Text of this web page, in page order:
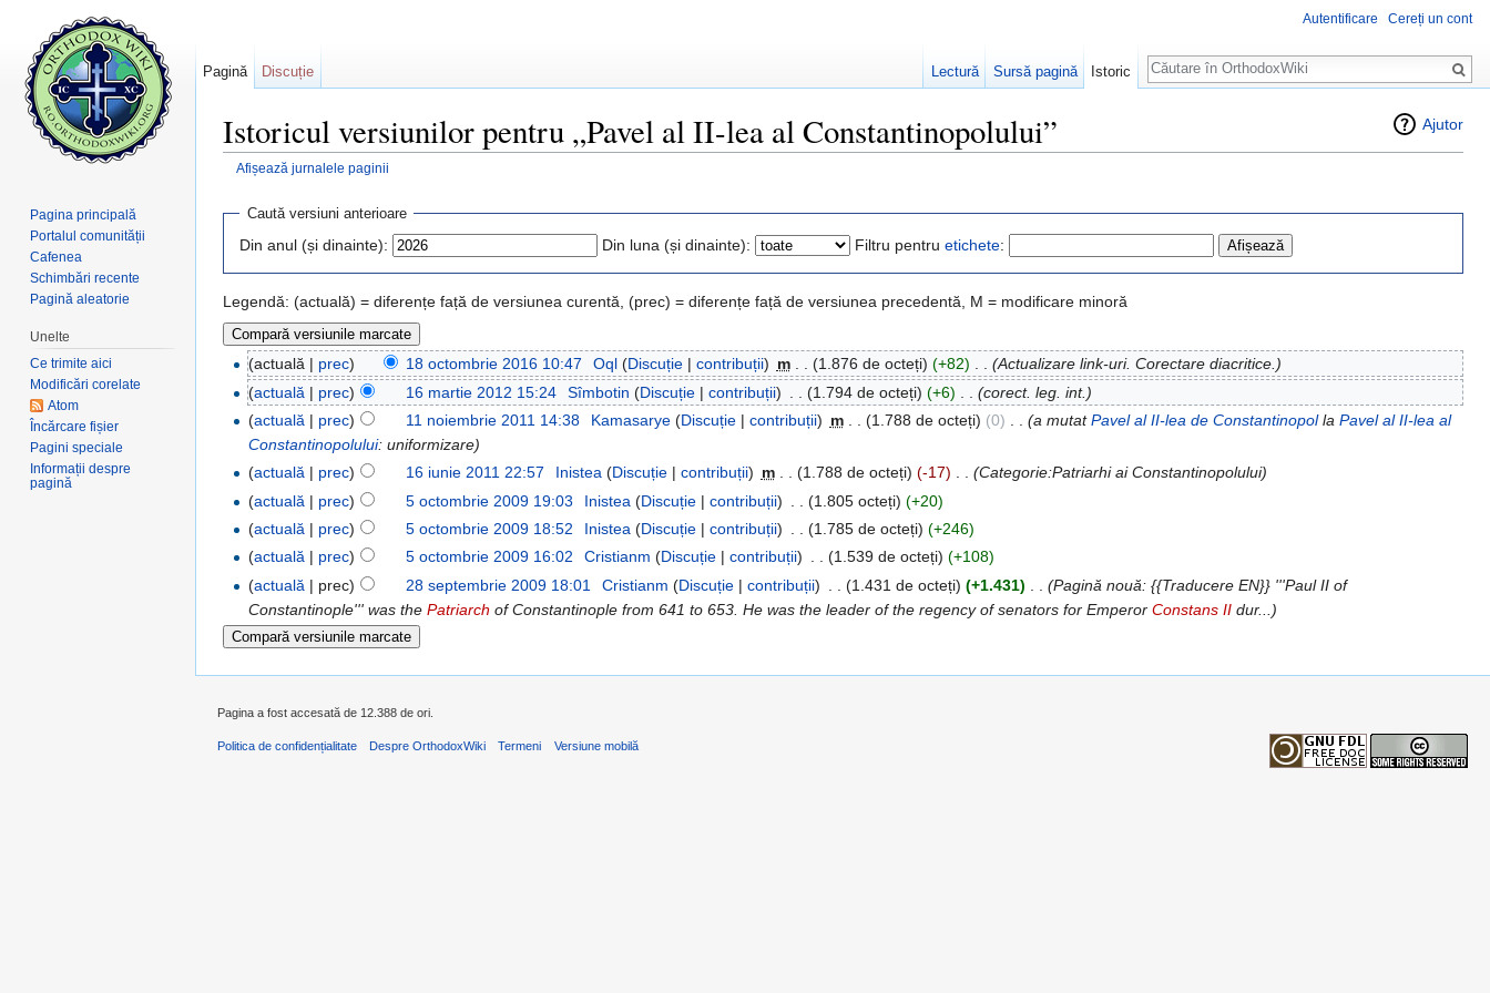
Ajutor
Istoricul versiunilor pentru „Pavel al II-lea al Constantinopolului”
Afișează jurnalele paginii
Caută versiuni anterioare
Din anul (și dinainte): Din luna (și dinainte): Filtru pentru etichete:
Legendă: (actuală) = diferențe față de versiunea curentă, (prec) = diferențe față de versiunea precedentă, M = modificare minoră
(actuală | prec) 18 octombrie 2016 10:47 Oql (Discuție| contribuții) m (1.876 de octeți) (+82)
(Actualizare link-uri. Corectare diacritice.)
(actuală | prec) 16 martie 2012 15:24 Sîmbotin (Discuție| contribuții) (1.794 de octeți) (+6)
(corect. leg. int.)
(actuală | prec) 11 noiembrie 2011 14:38 Kamasarye (Discuție| contribuții) m (1.788 de octeți) (0) (a mutatPavel al II-lea de Constantinopolla Pavel al II-lea al
Constantinopolului: uniformizare)
(actuală | prec) 16 iunie 2011 22:57 Inistea (Discuție| contribuții) m . . (1.788 de octeți) (-17) . . (Categorie:Patriarhi ai Constantinopolului)
(actuală | prec) 5 octombrie 2009 19:03 Inistea (Discuție| contribuții) (1.805 octeți) (+20)
(actuală | prec) 5 octombrie 2009 18:52 Inistea (Discuție| contribuții) (1.785 de octeți) (+246)
(actuală | prec) 5 octombrie 2009 16:02 Cristianm (Discuție| contribuții) . . (1.539 de octeți) (+108)
(actuală | prec) 28 septembrie 2009 18:01 Cristianm (Discuție| contribuții) (1.431 de octeți) (+1.431)
(Pagină nouă: {{Traducere EN}} '''Paul II of
Constantinople''' was thePatriarch of Constantinople from 641 to 653. He was the leader of the regency of senators for EmperorConstans II dur...)
Autentificare Cereți un cont
Pagină Discuție Lectură Sursă pagină Istoric
Căutare
Pagina principală
Portalul comunității
Cafenea
Schimbări recente
Pagină aleatorie
Unelte
Ce trimite aici
Modificări corelate
Atom
Încărcare fișier
Pagini speciale
Informații despre
pagină
Pagina a fost accesată de 12.388 de ori.
Politica de confidențialitate Despre OrthodoxWiki Termeni Versiune mobilă